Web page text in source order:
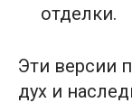
отделки.
Эти версии
дух и